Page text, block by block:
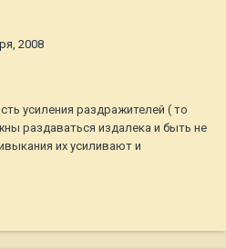
2008
усиления раздражителей ( то
раздаваться издалека и быть не
их усиливают и